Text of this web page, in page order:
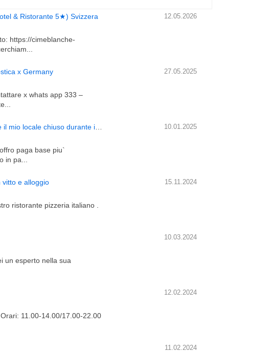
12.05.2026
& Ristorante 5★) Svizzera
https://cimeblanche-
27.05.2025
x Germany
x whats app 333 –
10.01.2025
paga base piu`
in pa...
15.11.2024
vitto e alloggio
ristorante pizzeria italiano .
10.03.2024
un esperto nella sua
12.02.2024
11.00-14.00/17.00-22.00
11.02.2024